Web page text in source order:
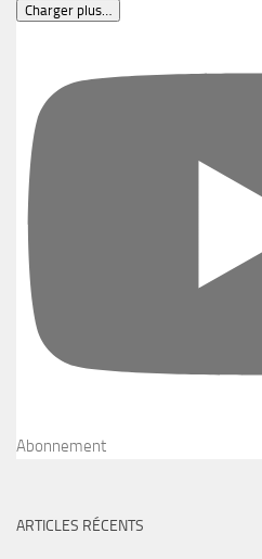
Charger plus…
Abonnement
ARTICLES RÉCENTS